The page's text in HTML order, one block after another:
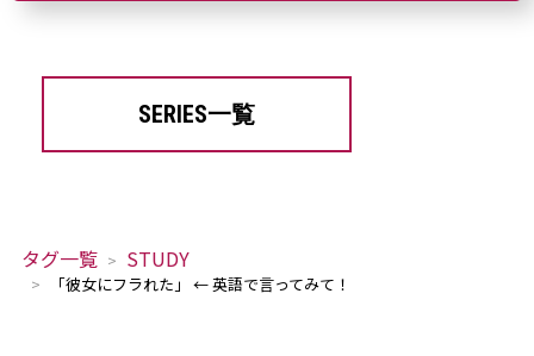
SERIES一覧
タグ一覧 STUDY
「彼女にフラれた」 ← 英語で言ってみて！